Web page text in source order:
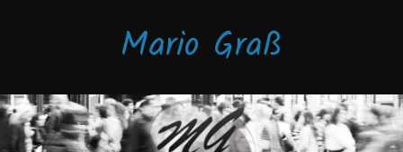
Mario Graß